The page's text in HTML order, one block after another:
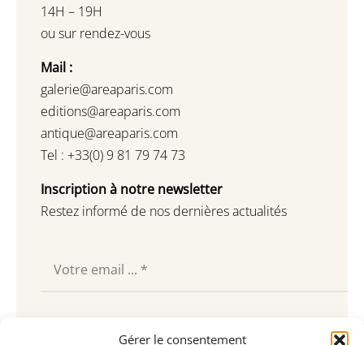
Gérer le consentement
14H – 19H
ou sur rendez-vous
Mail :
galerie@areaparis.com
editions@areaparis.com
antique@areaparis.com
Tel : +33(0) 9 81 79 74 73
Inscription à notre newsletter
Restez informé de nos dernières actualités
Souscrire